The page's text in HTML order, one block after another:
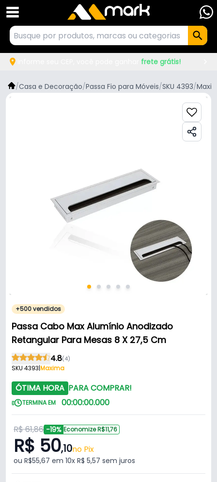
frete grátis!
/Casa e Decoração/Passa Fio para Móveis/SKU 4393/
+500 vendidos
Passa Cabo Max Alumínio Anodizado
Retangular Para Mesas 8 X 27,5 Cm
4.8(4)
SKU 4393|Maxima
ÓTIMA HORA PARA COMPRAR!
TERMINA EM 00:00:00.000
R$ 61,86 -19% Economize R$11,76
R$ 50,10no Pix
ou R$55,67 em 10x R$ 5,57 sem juros